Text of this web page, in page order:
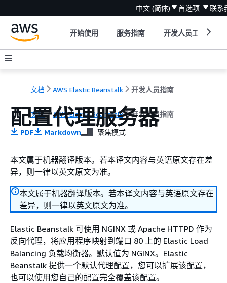
中文 (简体) 首选项 联系
开始使用 服务指南 开发人员工具
文档 AWS Elastic Beanstalk 开发人员指南
文档 AWS Elastic Beanstalk 开发人员指南
配置代理服务器
PDF Markdown 聚焦模式
本文属于机器翻译版本。若本译文内容与英语原文存在差
异，则一律以英文原文为准。
本文属于机器翻译版本。若本译文内容与英语原文存在
差异，则一律以英文原文为准。
Elastic Beanstalk 可使用 NGINX 或 Apache HTTPD 作为
反向代理，将应用程序映射到端口 80 上的 Elastic Load
Balancing 负载均衡器。默认值为 NGINX。Elastic
Beanstalk 提供一个默认代理配置，您可以扩展该配置，
也可以使用您自己的配置完全覆盖该配置。